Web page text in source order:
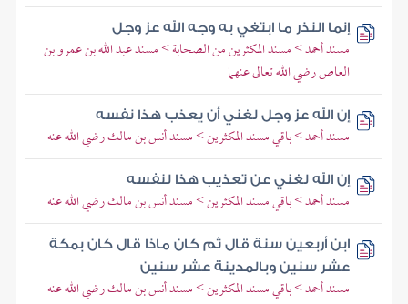
إنما النذر ما ابتغي به وجه الله عز وجل
مسند أحمد > مسند المكثرين من الصحابة > مسند عبد الله بن عمرو بن
العاص رضي الله تعالى عنهما
إن الله عز وجل لغني أن يعذب هذا نفسه
مسند أحمد > باقي مسند المكثرين > مسند أنس بن مالك رضي الله عنه
إن الله لغني عن تعذيب هذا لنفسه
مسند أحمد > باقي مسند المكثرين > مسند أنس بن مالك رضي الله عنه
ابن أربعين سنة قال ثم كان ماذا قال كان بمكة
عشر سنين وبالمدينة عشر سنين
مسند أحمد > باقي مسند المكثرين > مسند أنس بن مالك رضي الله عنه